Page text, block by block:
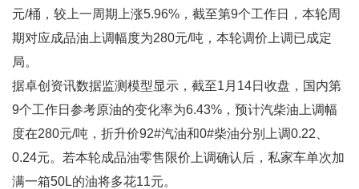
元/桶，较上一周期上涨5.96%，截至第9个工作日，本轮周
期对应成品油上调幅度为280元/吨，本轮调价上调已成定
局。
据卓创资讯数据监测模型显示，截至1月14日收盘，国内第
9个工作日参考原油的变化率为6.43%，预计汽柴油上调幅
度在280元/吨，折升价92#汽油和0#柴油分别上调0.22、
0.24元。若本轮成品油零售限价上调确认后，私家车单次加
满一箱50L的油将多花11元。